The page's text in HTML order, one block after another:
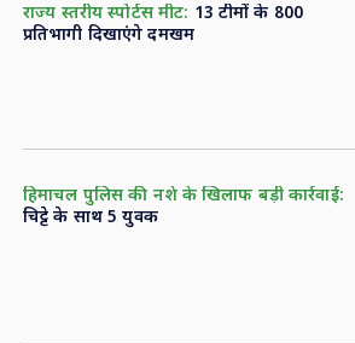
राज्य स्तरीय स्पोर्टस मीट: 13 टीमों के 800
प्रतिभागी दिखाएंगे दमखम
हिमाचल पुलिस की नशे के खिलाफ बड़ी कार्रवाई:
चिट्टे के साथ 5 युवक